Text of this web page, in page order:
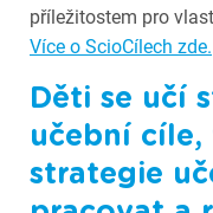
příležitostem pro
Více o ScioCílech zde.
Děti se učí
učební
strategie